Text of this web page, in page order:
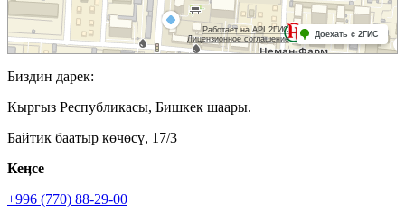
Биздин дарек:
Кыргыз Республикасы, Бишкек шаары.
Байтик баатыр көчөсү, 17/3
Кеӊсе
+996 (770) 88-29-00